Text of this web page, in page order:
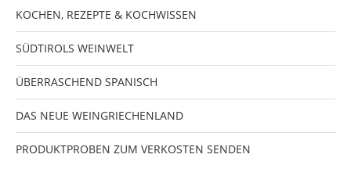
KOCHEN, REZEPTE & KOCHWISSEN
SÜDTIROLS WEINWELT
ÜBERRASCHEND SPANISCH
DAS NEUE WEINGRIECHENLAND
PRODUKTPROBEN ZUM VERKOSTEN SENDEN